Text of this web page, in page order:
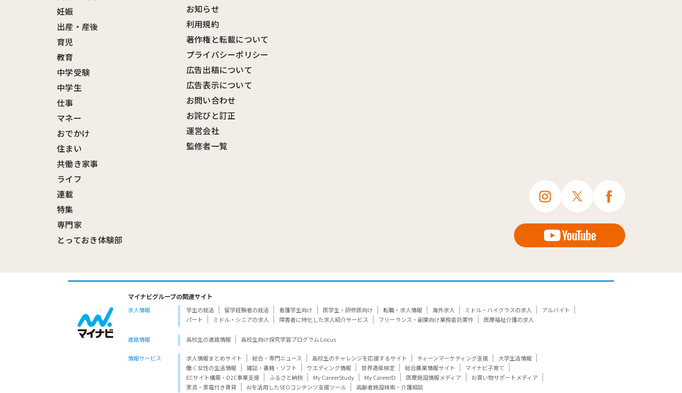
妊娠
出産・産後
育児
教育
中学受験
中学生
仕事
マネー
おでかけ
住まい
共働き家事
ライフ
連載
特集
専門家
とっておき体験部
お知らせ
利用規約
著作権と転載について
プライバシーポリシー
広告出稿について
広告表示について
お問い合わせ
お詫びと訂正
運営会社
監修者一覧
マイナビグループの関連サイト
求人情報 学生の就活 留学経験者の就活 看護学生向け 医学生・研修医向け 転職・求人情報 海外求人 ミドル・ハイクラスの求人
アルバイト
パート
ミドル・シニアの求人 障害者に特化した求人紹介サービス フリーランス・副業向け業務委託案件 医療福祉介護の求人
進路情報 高校生の進路情報 高校生向け探究学習プログラム Locus
情報サービス 求人情報まとめサイト 総合・専門ニュース 高校生のチャレンジを応援するサイト ティーンマーケティング支援
大学生活情報
働く女性の生活情報
雑誌・書籍・ソフト ウエディング情報 世界遺産検定 総合農業情報サイト
マイナビ子育て
ECサイト構築・D2C事業支援
ふるさと納税 My CareerStudy My CareerID 医療施設情報メディア
お買い物サポートメディア
家具・家電付き賃貸
AIを活用したSEOコンテンツ支援ツール 高齢者施設検索・介護相談